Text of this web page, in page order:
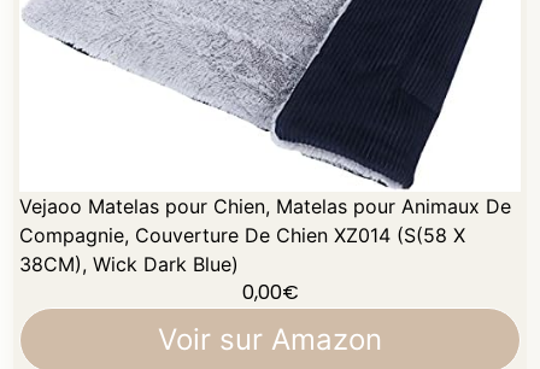
Vejaoo Matelas pour Chien, Matelas pour Animaux De
Compagnie, Couverture De Chien XZ014 (S(58 X
38CM), Wick Dark Blue)
0,00€
Voir sur Amazon